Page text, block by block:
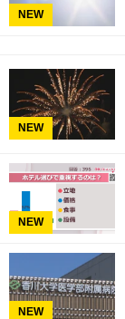
NEW
NEW
NEW
NEW